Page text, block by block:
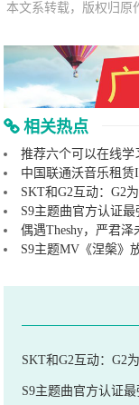
本文系转载，版权归原
相关热点
推荐六个可以在线
中国联通沃音乐租
SKT和G2互动：G2
S9主题曲官方认证
偶遇Theshy，严君
S9主题MV《涅槃》
SKT和G2互动：G2
S9主题曲官方认证